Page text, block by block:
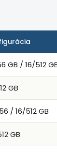
GB / 16/512
GB
/ 16/512 GB
GB